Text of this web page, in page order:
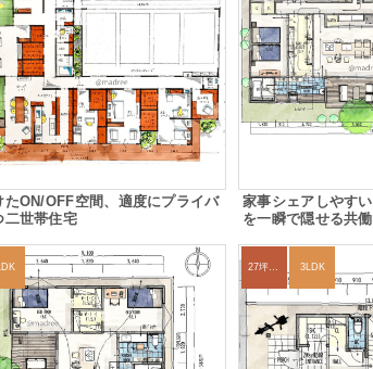
たON/OFF空間、適度にプライバ
二世帯住宅
家事シェアしやす
を一瞬で隠せる共
3LDK